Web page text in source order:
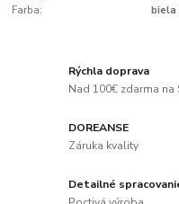
Farba:
biela
Rýchla doprava
Nad 100€ zdarma na
DOREANSE
Záruka kvality
Detailné